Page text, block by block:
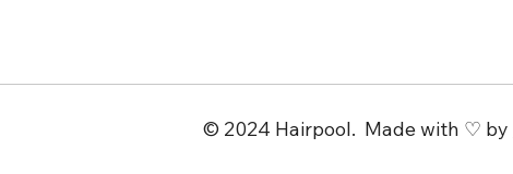
© 2024 Hairpool. Made with ♡ by